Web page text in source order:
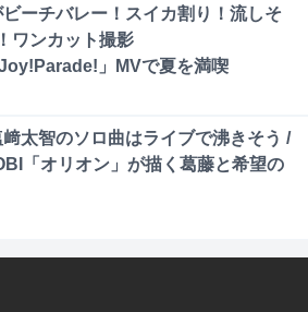
ーチバレー！スイカ割り！流しそ
ワンカット撮影
」MVで夏を満喫
太智のソロ曲はライブで沸きそう /
「オリオン」が描く葛藤と希望の